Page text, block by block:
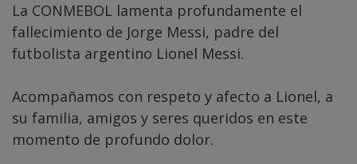
La CONMEBOL lamenta profundamente el
fallecimiento de Jorge Messi, padre del
futbolista argentino Lionel Messi.
Acompañamos con respeto y afecto a Lionel, a
su familia, amigos y seres queridos en este
momento de profundo dolor.